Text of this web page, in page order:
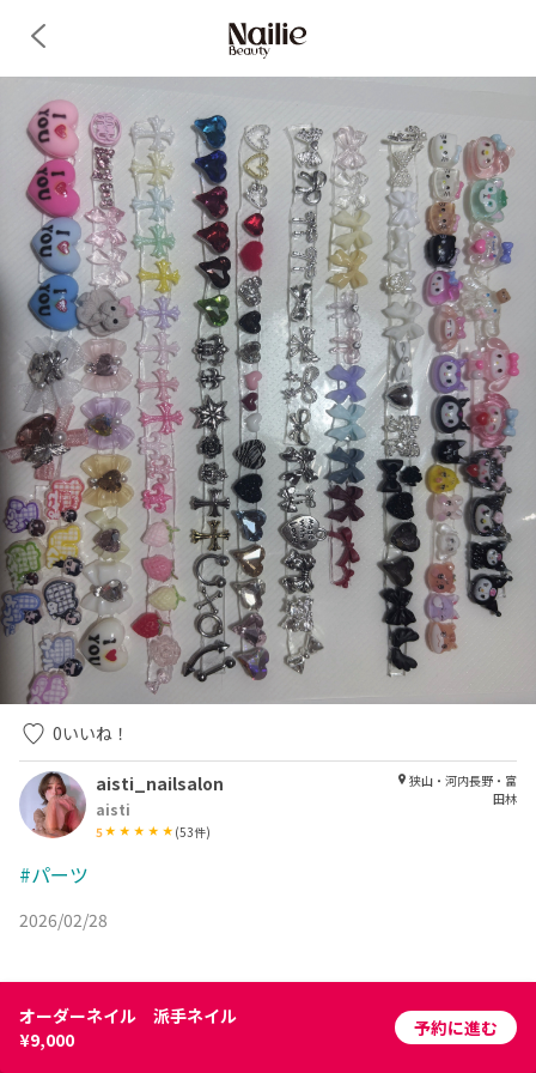
0いいね！
aisti_nailsalon
aisti
5 (53件)
狭山・河内長野・富
田林
#パーツ
2026/02/28
オーダーネイル 派手ネイル
¥9,000
予約に進む